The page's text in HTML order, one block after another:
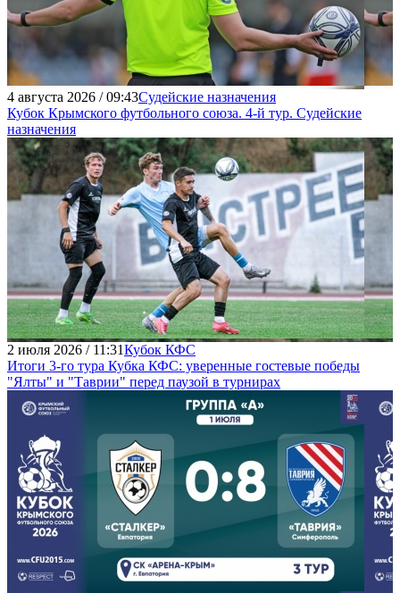
4 августа 2026 / 09:43Судейские назначения
Кубок Крымского футбольного союза. 4-й тур. Судейские
назначения
2 июля 2026 / 11:31Кубок КФС
Итоги 3-го тура Кубка КФС: уверенные гостевые победы
"Ялты" и "Таврии" перед паузой в турнирах